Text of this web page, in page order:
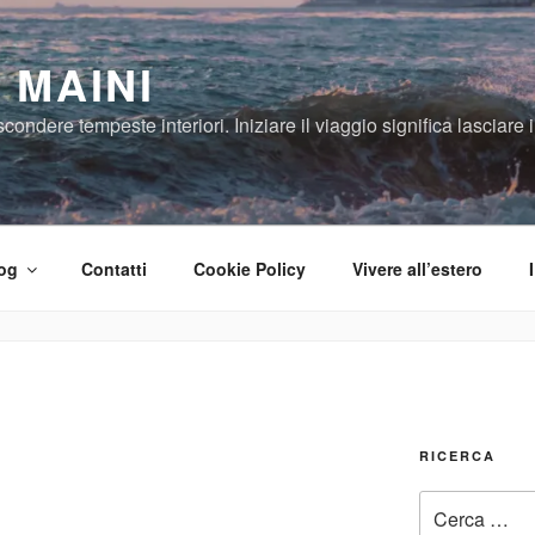
MAINI
tempeste interiori. Iniziare il viaggio significa lasciare
Contatti Cookie Policy Vivere all’estero
RICERCA